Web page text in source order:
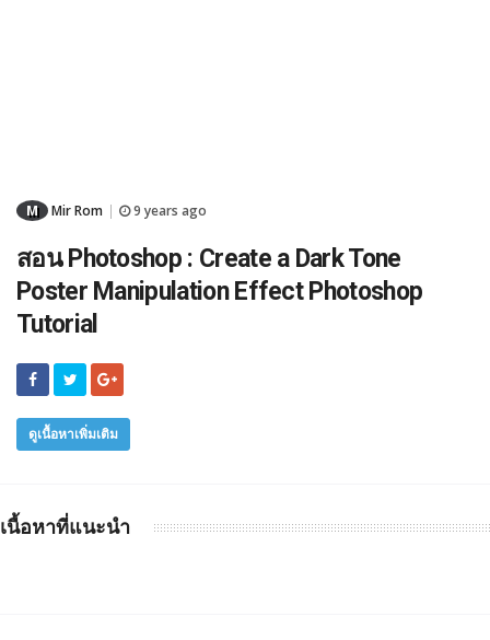
M Mir Rom 9 years ago
สอน Photoshop : Create a Dark Tone
Poster Manipulation Effect Photoshop
Tutorial
ดูเนื้อหาเพิ่มเติม
เนื้อหาที่แนะนำ